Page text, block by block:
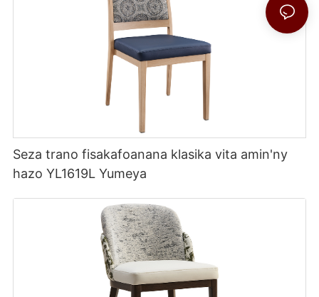
Seza trano fisakafoanana klasika vita amin'ny
hazo YL1619L Yumeya